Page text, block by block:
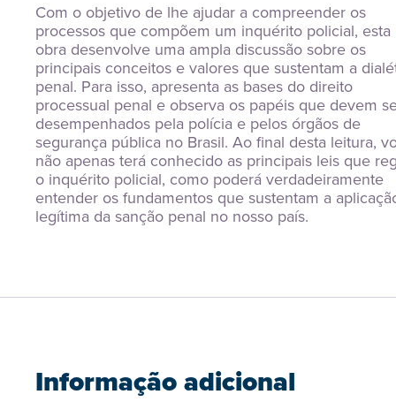
Com o objetivo de lhe ajudar a compreender os
processos que compõem um inquérito policial, esta
obra desenvolve uma ampla discussão sobre os
principais conceitos e valores que sustentam a
penal. Para isso, apresenta as bases do direito
processual penal e observa os papéis que devem
desempenhados pela polícia e pelos órgãos de
segurança pública no Brasil. Ao final desta leitura,
não apenas terá conhecido as principais leis que
o inquérito policial, como poderá verdadeiramente
entender os fundamentos que sustentam a
legítima da sanção penal no nosso país.
Informação adicional